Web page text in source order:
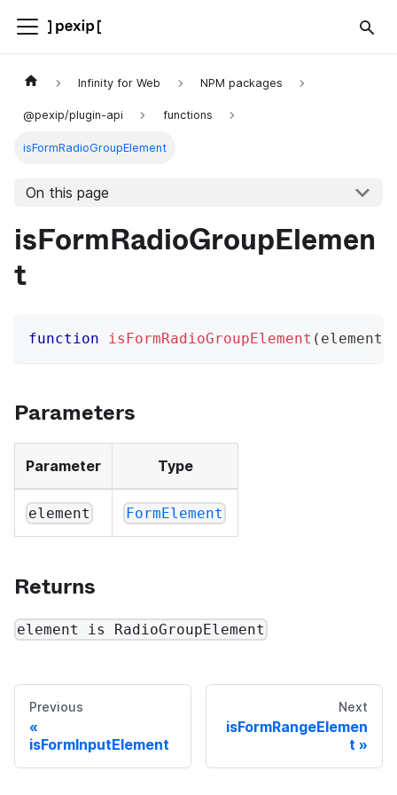
Infinity for Web NPM packages
@pexip/plugin-api functions
isFormRadioGroupElement
On this page
isFormRadioGroupElemen
t
function isFormRadioGroupElement ( element
Parameters
Parameter Type
element FormElement
Returns
element is RadioGroupElement
Previous
isFormInputElement
Next
isFormRangeElemen
t